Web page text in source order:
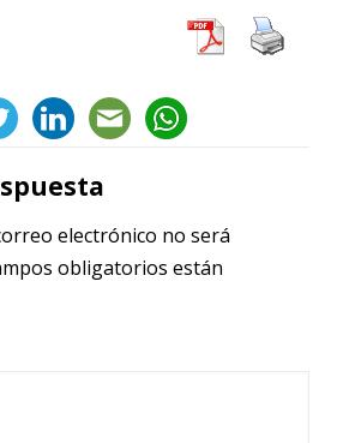
electrónico no será
obligatorios están